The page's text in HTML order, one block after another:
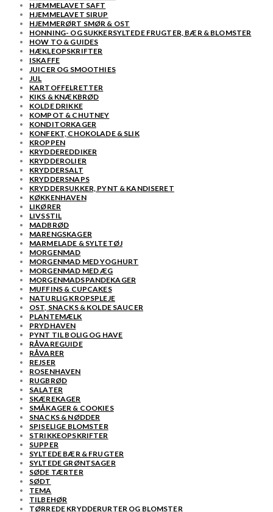
HJEMMELAVET SAFT
HJEMMELAVET SIRUP
HJEMMERØRT SMØR & OST
HONNING- OG SUKKERSYLTEDE FRUGTER, BÆR & BLOMSTER
HOW TO & GUIDES
HÆKLEOPSKRIFTER
ISKAFFE
JUICER OG SMOOTHIES
JUL
KARTOFFELRETTER
KIKS & KNÆKBRØD
KOLDE DRIKKE
KOMPOT & CHUTNEY
KONDITORKAGER
KONFEKT, CHOKOLADE & SLIK
KROPPEN
KRYDDEREDDIKER
KRYDDEROLIER
KRYDDERSALT
KRYDDERSNAPS
KRYDDERSUKKER, PYNT & KANDISERET
KØKKENHAVEN
LIKØRER
LIVSSTIL
MADBRØD
MARENGSKAGER
MARMELADE & SYLTETØJ
MORGENMAD
MORGENMAD MED YOGHURT
MORGENMAD MED ÆG
MORGENMADSPANDEKAGER
MUFFINS & CUPCAKES
NATURLIG KROPSPLEJE
OST, SNACKS & KOLDE SAUCER
PLANTEMÆLK
PRYDHAVEN
PYNT TIL BOLIG OG HAVE
RÅVAREGUIDE
RÅVARER
REJSER
ROSENHAVEN
RUGBRØD
SALATER
SKÆREKAGER
SMÅKAGER & COOKIES
SNACKS & NØDDER
SPISELIGE BLOMSTER
STRIKKEOPSKRIFTER
SUPPER
SYLTEDE BÆR & FRUGTER
SYLTEDE GRØNTSAGER
SØDE TÆRTER
SØDT
TEMA
TILBEHØR
TØRREDE KRYDDERURTER OG BLOMSTER